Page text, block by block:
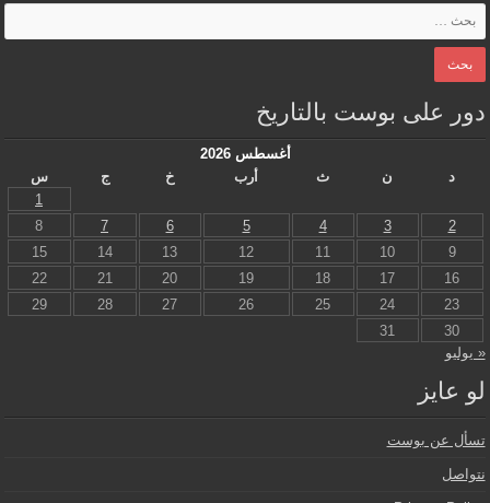
دور على بوست بالتاريخ
أغسطس 2026
د
ن ث أرب خ ج
س
1
2
3
4
5
6
7
8
9
10
11
12
13
14
15
16
17
18
19
20
21
22
23
24
25
26
27
28
29
30
31
« يوليو
لو عايز
تسأل عن بوست
نتواصل